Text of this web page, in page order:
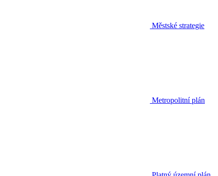
Městské strategie
Metropolitní plán